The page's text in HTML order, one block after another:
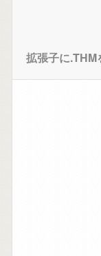
拡張子に.THM